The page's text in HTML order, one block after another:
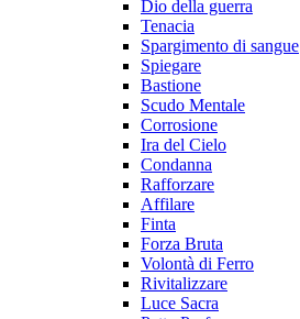
Dio della guerra
Tenacia
Spargimento di sangue
Spiegare
Bastione
Scudo Mentale
Corrosione
Ira del Cielo
Condanna
Rafforzare
Affilare
Finta
Forza Bruta
Volontà di Ferro
Rivitalizzare
Luce Sacra